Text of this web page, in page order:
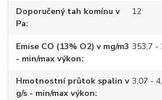
Doporučený tah komínu v
Pa
12
Emise CO (13% O2) v mg/m3
- min/max výkon
353,7 -
Hmotnostní průtok spalin v
g/s - min/max výkon
3,07 -